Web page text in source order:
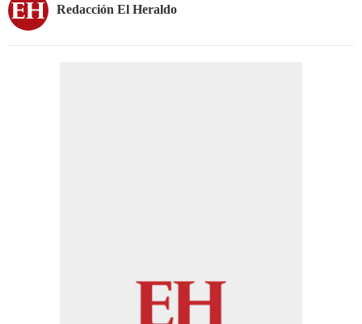
Redacción El Heraldo